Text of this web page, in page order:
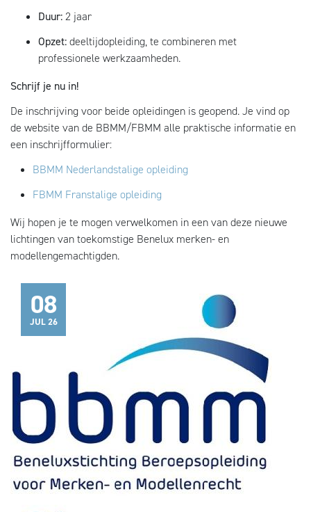
Duur:2 jaar
Opzet:deeltijdopleiding, te combineren met
professionele werkzaamheden.
Schrijf je nu in!
De inschrijving voor beide opleidingen is geopend. Je vind op
de website van de BBMM/FBMM alle praktische informatie en
een inschrijfformulier:
BBMM Nederlandstalige opleiding
FBMM Franstalige opleiding
Wij hopen je te mogen verwelkomen in een van deze nieuwe
lichtingen van toekomstige Benelux merken- en
modellengemachtigden.
08
JUL 26